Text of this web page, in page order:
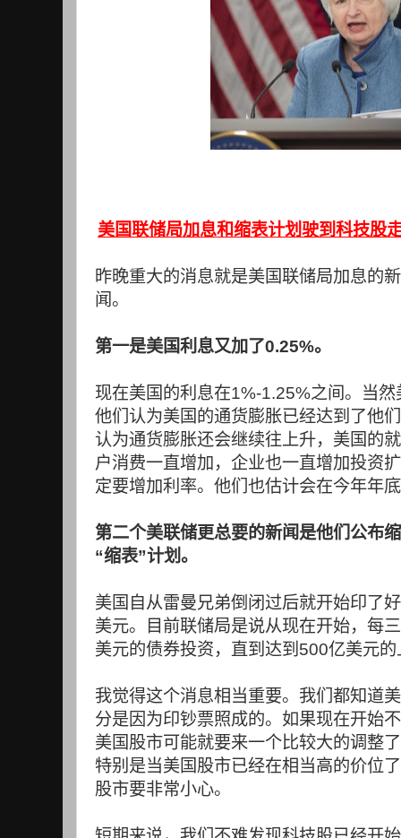
美国联储局加息和缩表计划驶到科技股
昨晚重大的消息就是美国联储局加息的
闻。
第一是美国利息又加了0.25%。
现在美国的利息在1%-1.25%之间。当
他们认为美国的通货膨胀已经达到了他
认为通货膨胀还会继续往上升，美国的
户消费一直增加，企业也一直增加投资
定要增加利率。他们也估计会在今年年
第二个美联储更总要的新闻是他们公布
“缩表”计划。
美国自从雷曼兄弟倒闭过后就开始印了
美元。目前联储局是说从现在开始，每
美元的债券投资，直到达到 500亿美元的
我觉得这个消息相当重要。我们都知道
分是因为印钞票照成的。如果现在开始
美国股市可能就要来一个比较大的调整
特别是当美国股市已经在相当高的价位
股市要非常小心。